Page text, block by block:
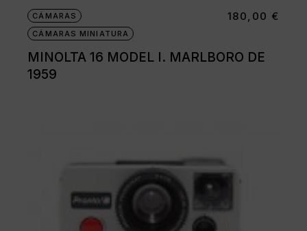
CÁMARAS
CÁMARAS MINIATURA
MINOLTA 16 MODEL I. MARLBORO DE
1959
180,00 €